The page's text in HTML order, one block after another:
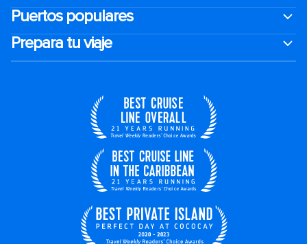
Puertos populares
Prepara tu viaje